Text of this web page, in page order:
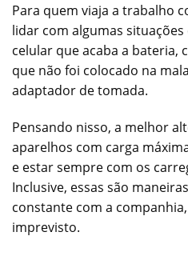
Para quem viaja a trabalho
lidar com algumas
celular que acaba a bateria,
que não foi colocado na
adaptador de tomada.
Pensando nisso, a melhor
aparelhos com carga
e estar sempre com os
Inclusive, essas são
constante com a
imprevisto.